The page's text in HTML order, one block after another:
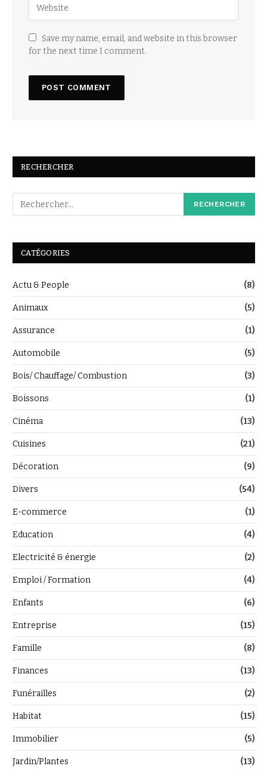
Save my name, email, and website in this browser
for the next time I comment.
RECHERCHER
CATÉGORIES
Actu & People (8)
Animaux (5)
Assurance (1)
Automobile (5)
Bois/ Chauffage/ Combustion (3)
Boissons (1)
Cinéma (13)
Cuisines (21)
Décoration (9)
Divers (54)
E-commerce (1)
Education (4)
Electricité & énergie (2)
Emploi / Formation (4)
Enfants (6)
Entreprise (15)
Famille (8)
Finances (13)
Funérailles (2)
Habitat (15)
Immobilier (5)
Jardin/Plantes (13)